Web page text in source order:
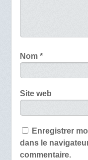
Nom *
Site web
Enregistrer
dans le
commentaire.